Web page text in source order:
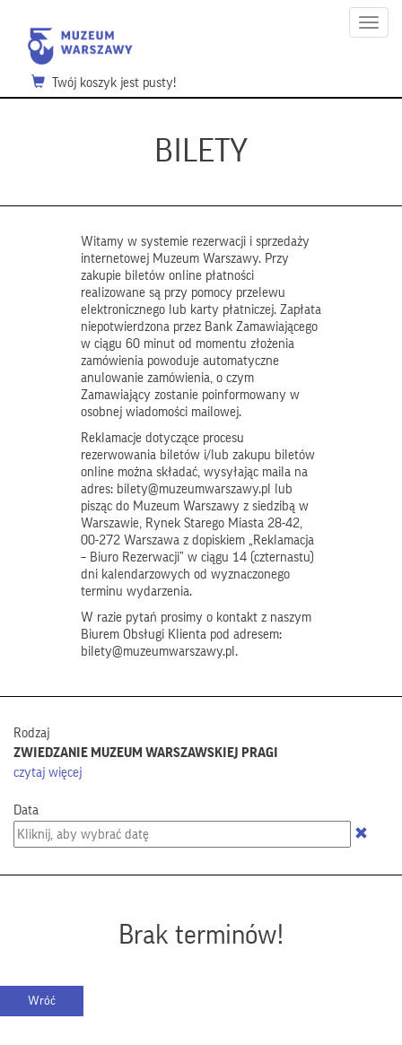
Menu
Twój koszyk jest pusty!
BILETY
Witamy w systemie rezerwacji i sprzedaży
internetowej Muzeum Warszawy. Przy
zakupie biletów online płatności
realizowane są przy pomocy przelewu
elektronicznego lub karty płatniczej. Zapłata
niepotwierdzona przez Bank Zamawiającego
w ciągu 60 minut od momentu złożenia
zamówienia powoduje automatyczne
anulowanie zamówienia, o czym
Zamawiający zostanie poinformowany w
osobnej wiadomości mailowej.
Reklamacje dotyczące procesu
rezerwowania biletów i/lub zakupu biletów
online można składać, wysyłając maila na
adres: bilety@muzeumwarszawy.pl lub
pisząc do Muzeum Warszawy z siedzibą w
Warszawie, Rynek Starego Miasta 28-42,
00-272 Warszawa z dopiskiem „Reklamacja
– Biuro Rezerwacji” w ciągu 14 (czternastu)
dni kalendarzowych od wyznaczonego
terminu wydarzenia.
W razie pytań prosimy o kontakt z naszym
Biurem Obsługi Klienta pod adresem:
bilety@muzeumwarszawy.pl.
Rodzaj
ZWIEDZANIE MUZEUM WARSZAWSKIEJ PRAGI
czytaj więcej
Data
Brak terminów!